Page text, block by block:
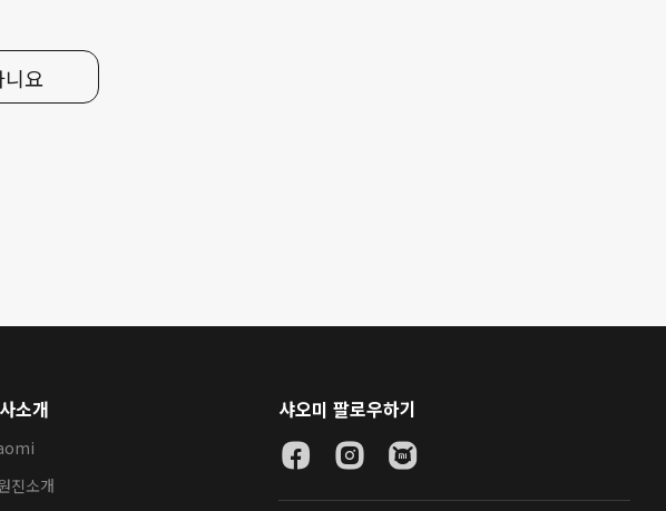
니요
소개
진소개
샤오미 팔로우하기